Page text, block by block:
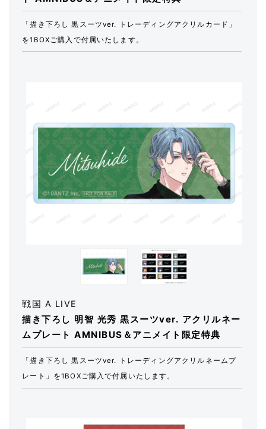
「描き下ろし 黒スーツver. トレーディングアクリルカード」
を1BOXご購入で付属いたします。
描き下ろし 明智 光秀 黒スーツver. アクリルネー
ムプレート AMNIBUS＆アニメイト限定特典
戦国 A LIVE
「描き下ろし 黒スーツver. トレーディングアクリルネームプ
レート」を1BOXご購入で付属いたします。